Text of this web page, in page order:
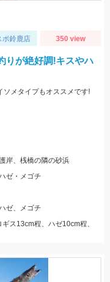
ポ鈴鹿店 350 view
りが絶好調!キスやハ
ソメタイプもオススメです!
岸、桟橋の隣の砂浜
ゼ・メゴチ
ゼ、メゴチ
ス13cm程、ハゼ10cm程、